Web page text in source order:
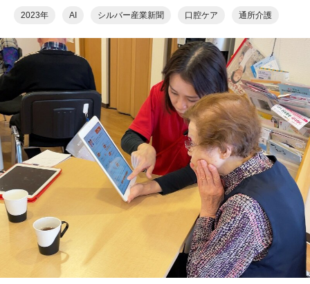
2023年 AI シルバー産業新聞 口腔ケア 通所介護